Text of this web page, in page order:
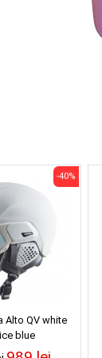
Alto QV white
blue
-40%